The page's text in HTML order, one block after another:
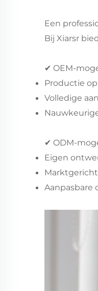
Een
Bij Xiarsr
✔ OEM-
Productie
Volledige
✔ ODM-
Eigen
Aanpasbare